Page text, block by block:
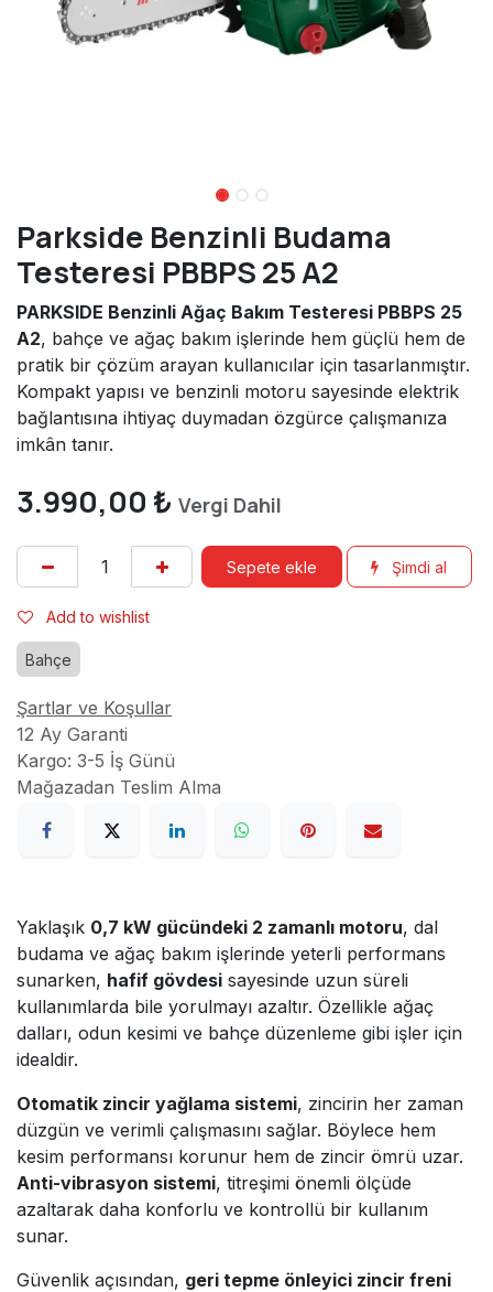
Parkside Benzinli Budama
Testeresi PBBPS 25 A2
PARKSIDE Benzinli Ağaç Bakım Testeresi PBBPS 25
A2, bahçe ve ağaç bakım işlerinde hem güçlü hem de
pratik bir çözüm arayan kullanıcılar için tasarlanmıştır.
Kompakt yapısı ve benzinli motoru sayesinde elektrik
bağlantısına ihtiyaç duymadan özgürce çalışmanıza
imkân tanır.
3.990,00 ₺ Vergi Dahil
Sepete ekle Şimdi al
Add to wishlist
Bahçe
Şartlar ve Koşullar
12 Ay Garanti
Kargo: 3-5 İş Günü
Mağazadan Teslim Alma
Yaklaşık 0,7 kW gücündeki 2 zamanlı motoru, dal
budama ve ağaç bakım işlerinde yeterli performans
sunarken, hafif gövdesi sayesinde uzun süreli
kullanımlarda bile yorulmayı azaltır. Özellikle ağaç
dalları, odun kesimi ve bahçe düzenleme gibi işler için
idealdir.
Otomatik zincir yağlama sistemi, zincirin her zaman
düzgün ve verimli çalışmasını sağlar. Böylece hem
kesim performansı korunur hem de zincir ömrü uzar.
Anti-vibrasyon sistemi, titreşimi önemli ölçüde
azaltarak daha konforlu ve kontrollü bir kullanım
sunar.
Güvenlik açısından, geri tepme önleyici zincir freni